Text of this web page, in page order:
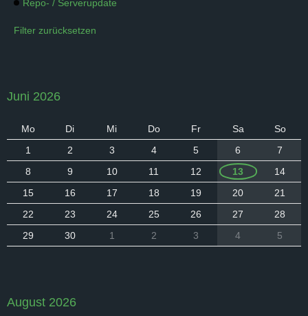
Repo- / Serverupdate
Filter zurücksetzen
Juni 2026
Mo Di Mi Do Fr Sa
So
1
2 3 4 5 6
7
8
9 10 11 12 13
14
15
16 17 18 19 20
21
22
23 24 25 26 27
28
29
30 1 2 3 4 5
August 2026